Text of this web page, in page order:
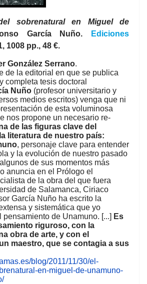
sobrenatural en Miguel de
García Nuño.
Ediciones
1008 pp., 48 €.
González Serrano.
de la editorial en que se publica
completa tesis doctoral
Nuño (profesor universitario y
medios escritos) venga que ni
de esta voluminosa
nos propone un necesario re-
de las figuras clave del
literatura de nuestro país:
, personaje clave para entender
y la evolución de nuestro pasado
de sus momentos más
anuncia en el Prólogo el
de la obra del que fuera
de Salamanca, Ciriaco
García Nuño ha escrito la
y sistemática que yo
pensamiento de Unamuno. [...] Es
riguroso, con la
obra de arte, y con el
maestro, que se contagia a sus
blog/2011/11/30/el-
en-miguel-de-unamuno-